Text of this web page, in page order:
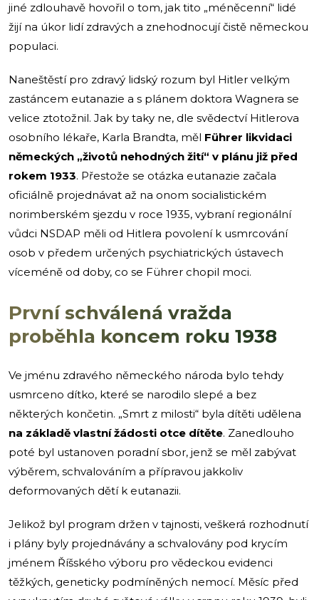
jiné zdlouhavě hovořil o tom, jak tito „méněcenní“ lidé
žijí na úkor lidí zdravých a znehodnocují čistě německou
populaci.
Naneštěstí pro zdravý lidský rozum byl Hitler velkým
zastáncem eutanazie a s plánem doktora Wagnera se
velice ztotožnil. Jak by taky ne, dle svědectví Hitlerova
osobního lékaře, Karla Brandta, měl Führer likvidaci
německých „životů nehodných žití“ v plánu již před
rokem 1933. Přestože se otázka eutanazie začala
oficiálně projednávat až na onom socialistickém
norimberském sjezdu v roce 1935, vybraní regionální
vůdci NSDAP měli od Hitlera povolení k usmrcování
osob v předem určených psychiatrických ústavech
víceméně od doby, co se Führer chopil moci.
První schválená vražda
proběhla koncem roku 1938
Ve jménu zdravého německého národa bylo tehdy
usmrceno dítko, které se narodilo slepé a bez
některých končetin. „Smrt z milosti“ byla dítěti udělena
na základě vlastní žádosti otce dítěte. Zanedlouho
poté byl ustanoven poradní sbor, jenž se měl zabývat
výběrem, schvalováním a přípravou jakkoliv
deformovaných dětí k eutanazii.
Jelikož byl program držen v tajnosti, veškerá rozhodnutí
i plány byly projednávány a schvalovány pod krycím
jménem Říšského výboru pro vědeckou evidenci
těžkých, geneticky podmíněných nemocí. Měsíc před